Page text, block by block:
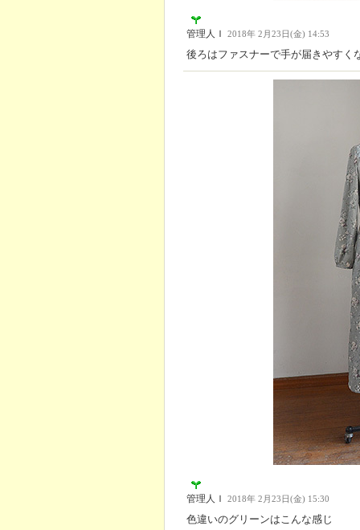
管理人Ｉ 2018年 2月23日(金) 14:53
後ろはファスナーで手が届きやすく
管理人Ｉ 2018年 2月23日(金) 15:30
色違いのグリーンはこんな感じ